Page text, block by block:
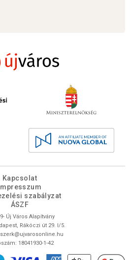
Kapcsolat
Impresszum
szabályzat
ÁSZF
Új Város Alapítvány
Rákóczi út 29. I/5.
szerk@ujvarosonline.hu
18041930-1-42